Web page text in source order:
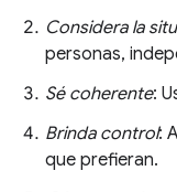
Considera la
personas,
Sé coherente:
Brinda control:
que prefieran.